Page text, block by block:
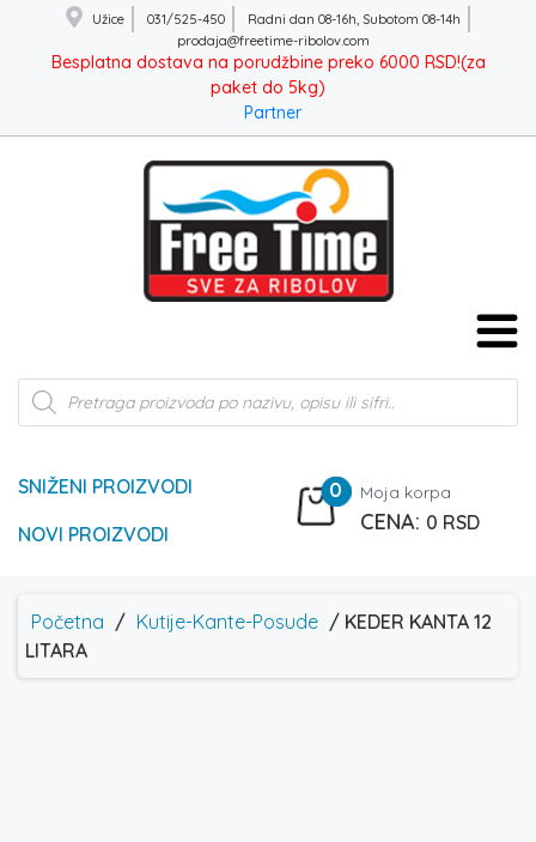
Užice 031/525-450
Radni dan 08-16h, Subotom 08-14h
prodaja@freetime-ribolov.com
Besplatna dostava na porudžbine preko 6000 RSD!(za
paket do 5kg)
Partner
Products
search
SNIŽENI PROIZVODI
NOVI PROIZVODI
0 Moja korpa
0 RSD
Početna / Kutije-Kante-Posude / KEDER KANTA 12
LITARA